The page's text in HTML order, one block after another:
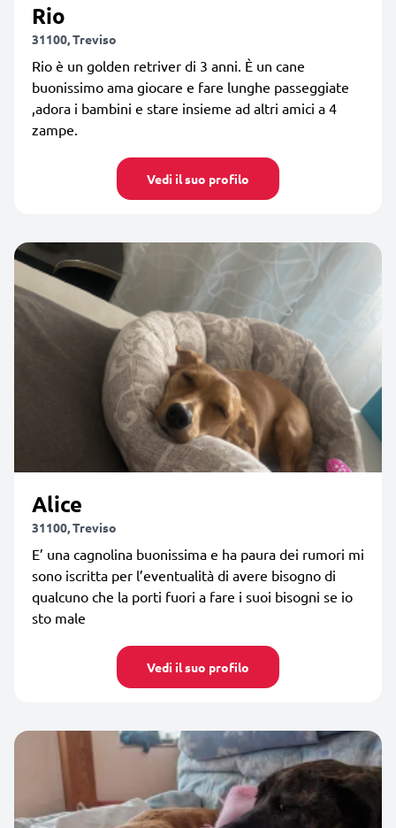
Rio
31100, Treviso
Rio è un golden retriver di 3 anni. È un cane
buonissimo ama giocare e fare lunghe passeggiate
,adora i bambini e stare insieme ad altri amici a 4
zampe.
Vedi il suo profilo
Alice
31100, Treviso
E’ una cagnolina buonissima e ha paura dei rumori mi
sono iscritta per l’eventualità di avere bisogno di
qualcuno che la porti fuori a fare i suoi bisogni se io
sto male
Vedi il suo profilo